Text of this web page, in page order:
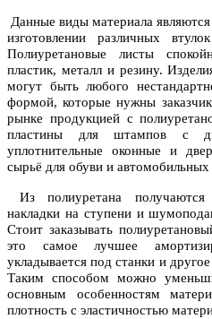
Данные виды материала
изготовлении различных
Полиуретановые листы
пластик, металл и резину.
могут быть любого
формой, которые нужны
рынке продукцией с
пластины для штампов с
уплотнительные оконные и
сырьё для обуви и автомобильных
Из полиуретана получаются
накладки на ступени и
Стоит заказывать
это самое лучшее
укладывается под станки и
Таким способом можно
основным особенностям
плотность с эластичностью